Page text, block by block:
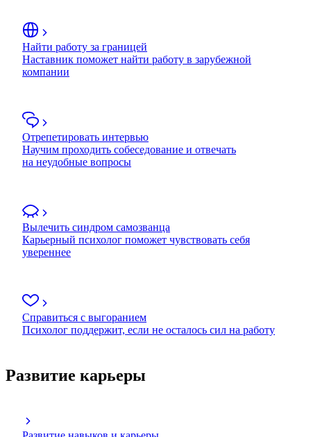
Найти работу за границей
Наставник поможет найти работу в зарубежной
компании
Отрепетировать интервью
Научим проходить собеседование и отвечать
на неудобные вопросы
Вылечить синдром самозванца
Карьерный психолог поможет чувствовать себя
увереннее
Справиться с выгоранием
Психолог поддержит, если не осталось сил на работу
Развитие карьеры